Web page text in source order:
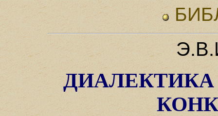
ДИАЛЕКТИКА